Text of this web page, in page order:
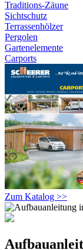
Traditions-Zäune
Sichtschutz
Terrassenhölzer
Pergolen
Gartenelemente
Carports
Zum Katalog >>